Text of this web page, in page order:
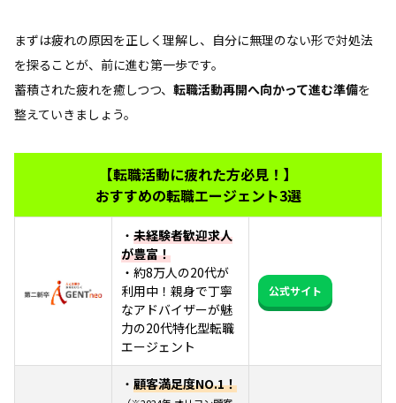
まずは疲れの原因を正しく理解し、自分に無理のない形で対処法
を探ることが、前に進む第一歩です。
蓄積された疲れを癒しつつ、 転職活動再開へ向かって進む準備を
整えていきましょう。
【転職活動に疲れた方必見！】
おすすめの転職エージェント3選
・ 未経験者歓迎求人
が豊富！
・約8万人の20代が
利用中！親身で丁寧
なアドバイザーが魅
力の20代特化型転職
エージェント
公式サイト
・ 顧客満足度NO.1！